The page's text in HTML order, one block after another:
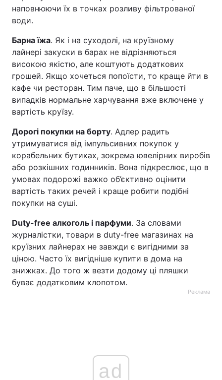
наповнюючи їх в точках розливу фільтрованої
води.
Барна їжа. Як і на суходолі, на круїзному
лайнері закуски в барах не відрізняються
високою якістю, але коштують додаткових
грошей. Якщо хочеться попоїсти, то краще йти в
кафе чи ресторан. Тим паче, що в більшості
випадків нормальне харчування вже включене у
вартість круїзу.
Дорогі покупки на борту. Адлер радить
утримуватися від імпульсивних покупок у
корабельних бутиках, зокрема ювелірних виробів
або розкішних годинників. Вона підкреслює, що в
умовах подорожі важко об’єктивно оцінити
вартість таких речей і краще робити подібні
покупки на суші.
Duty-free алкоголь і парфуми. За словами
журналістки, товари в duty-free магазинах на
круїзних лайнерах не завжди є вигідними за
ціною. Часто їх вигідніше купити в дома на
знижках. До того ж везти додому ці пляшки
буває додатковим клопотом.
Реклама
ad